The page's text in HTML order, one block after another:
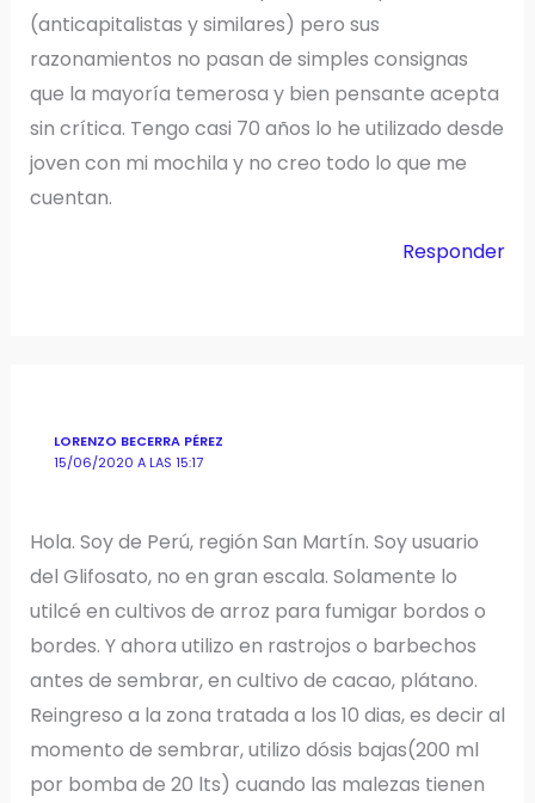
(anticapitalistas y similares) pero sus
razonamientos no pasan de simples consignas
que la mayoría temerosa y bien pensante acepta
sin crítica. Tengo casi 70 años lo he utilizado desde
joven con mi mochila y no creo todo lo que me
cuentan.
Responder
LORENZO BECERRA PÉREZ
15/06/2020 A LAS 15:17
Hola. Soy de Perú, región San Martín. Soy usuario
del Glifosato, no en gran escala. Solamente lo
utilcé en cultivos de arroz para fumigar bordos o
bordes. Y ahora utilizo en rastrojos o barbechos
antes de sembrar, en cultivo de cacao, plátano.
Reingreso a la zona tratada a los 10 dias, es decir al
momento de sembrar, utilizo dósis bajas(200 ml
por bomba de 20 lts) cuando las malezas tienen